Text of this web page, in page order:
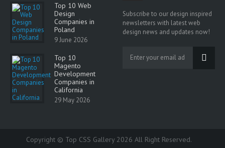
Top 10 Web
Design
Companies in
Poland
9 June 2026
Top 10
Magento
Development
Companies in
California
29 May 2026
Subscribe to our design inspired
newsletters with latest web
design news and updates now!
Copyright © Top CSS Gallery 2026 All Right Reserved.